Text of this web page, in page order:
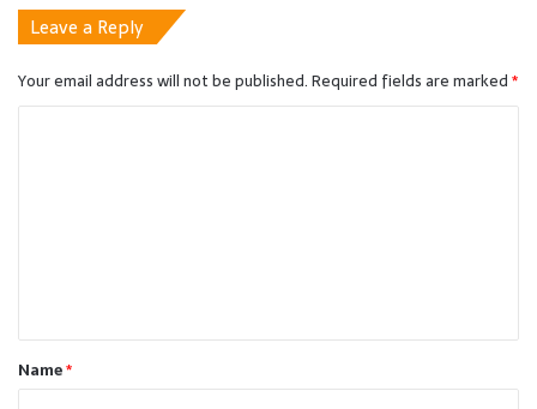
Leave a Reply
Your email address will not be published.Required fields are marked*
t
*Name*